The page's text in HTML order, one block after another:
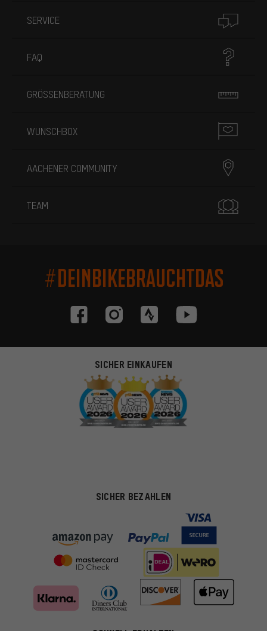
SERVICE
FAQ
GRÖSSENBERATUNG
WUNSCHBOX
AACHENER COMMUNITY
TEAM
#DEINBIKEBRAUCHTDAS
SICHER EINKAUFEN
SICHER BEZAHLEN